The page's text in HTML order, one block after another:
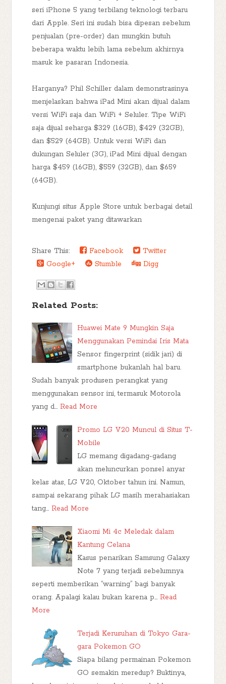
seri iPhone 5 yang terbilang teknologi terbaru
dari Apple. Seri ini sudah bisa dipesan sebelum
penjualan (pre-order) dan mungkin butuh
beberapa waktu lebih lama sebelum akhirnya
masuk ke pasaran Indonesia.
Harganya? Phil Schiller dalam demonstrasinya
menjelaskan bahwa iPad Mini akan dijual dalam
versi WiFi saja dan WiFi + Seluler. Tipe WiFi
saja dijual seharga $329 (16GB), $429 (32GB),
dan $529 (64GB). Untuk versi WiFi dan
dukungan Seluler (3G), iPad Mini dijual dengan
harga $459 (16GB), $559 (32GB), dan $659
(64GB).
Kunjungi situs Apple Store untuk berbagai detail
mengenai paket yang ditawarkan
Share This: Facebook
Twitter
Google+
Stumble Digg
Related Posts:
Huawei Mate 9 Mungkin Saja
Menggunakan Pemindai Iris Mata
Sensor fingerprint (sidik jari) di
smartphone bukanlah hal baru.
Sudah banyak produsen perangkat yang
menggunakan sensor ini, termasuk Motorola
yang d… Read More
Promo LG V20 Muncul di Situs T-
Mobile
LG memang digadang-gadang
akan meluncurkan ponsel anyar
kelas atas, LG V20, Oktober tahun ini. Namun,
sampai sekarang pihak LG masih merahasiakan
tang… Read More
Xiaomi Mi 4c Meledak dalam
Kantung Celana
Kasus penarikan Samsung Galaxy
Note 7 yang terjadi sebelumnya
seperti memberikan “warning” bagi banyak
orang. Apalagi kalau bukan karena p… Read
More
Terjadi Kerusuhan di Tokyo Gara-
gara Pokemon GO
Siapa bilang permainan Pokemon
GO semakin meredup? Buktinya,